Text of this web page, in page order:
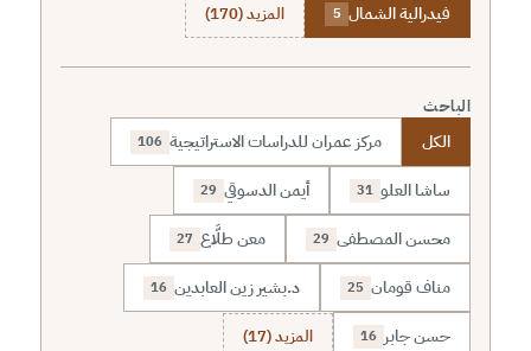
فيدرالية الشمال 5 المزيد (170)
الباحث
الكل مركز عمران للدراسات الاستراتيجية 106
ساشا العلو 31 أيمن الدسوقي 29
محسن المصطفى 29 معن طلَّاع 27
مناف قومان 25 د.بشير زين العابدين 16
حسن جابر 16 المزيد (17)